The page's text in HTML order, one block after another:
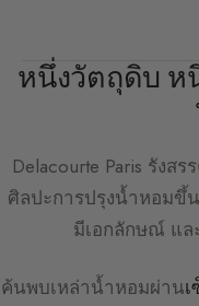
หนึ่งวัตถุดิบ ห
Delacourte Paris รังสร
ศิลปะการปรุงน้ำหอมขึ้
มีเอกลักษณ์ แ
ค้นพบเหล่าน้ำหอมผ่าน